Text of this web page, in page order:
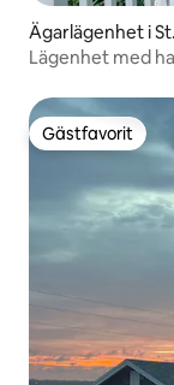
Ägarlägenhet i
Lägenhet med
Gästfavorit
Gästfavorit